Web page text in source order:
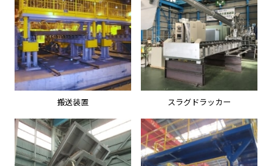
搬送装置 スラグドラッカー